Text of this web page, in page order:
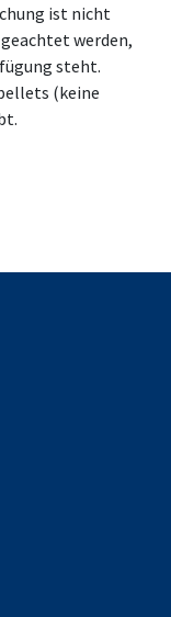
ist nicht
werden,
steht.
(keine